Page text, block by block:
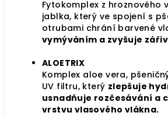
Fytokomplex z hroznového
jablka, který ve spojení s
otrubami chrání barvené
vymýváním a zvyšuje
ALOETRIX
Komplex aloe vera,
UV filtru, který zlepšuje
usnadňuje rozčesávání a
vrstvu vlasového vlákna.